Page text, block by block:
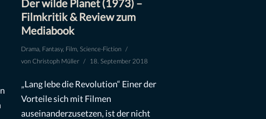
Der wilde Planet (1973) –
Filmkritik & Review zum
Mediabook
Drama, Fantasy, Film, Science-Fiction
vonChristoph Müller 18. September 2018
„Lang lebe die Revolution“ Einer der
Vorteile sich mit Filmen
auseinanderzusetzen, ist der nicht